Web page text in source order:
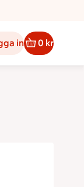
in 0 kr